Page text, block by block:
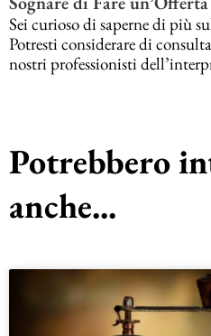
Sei curioso di saperne di più
Potresti considerare di
nostri professionisti
Potrebbero
anche...